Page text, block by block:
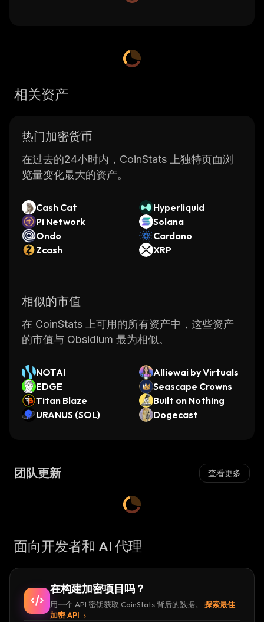
相关资产
热门加密货币
在过去的24小时内，CoinStats 上独特页面浏
览量变化最大的资产。
Cash Cat
Hyperliquid
Pi Network
Solana
Ondo
Cardano
Zcash
XRP
相似的市值
在 CoinStats 上可用的所有资产中，这些资产
的市值与 Obsidium 最为相似。
NOTAI
Alliewai by Virtuals
EDGE
Seascape Crowns
Titan Blaze
Built on Nothing
URANUS (SOL)
Dogecast
团队更新 查看更多
面向开发者和 AI 代理
在构建加密项目吗？
用一个 API 密钥获取 CoinStats 背后的数据。
探索最佳
加密 API